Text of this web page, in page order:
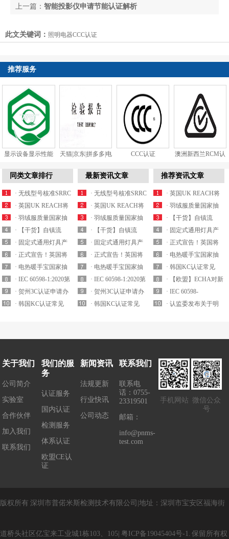
上一篇： 智能投影仪申请节能认证解析
此文关键词： 照明电器CCC认证
推荐服务
显示设备显示性能
天猫|京东|拼多多|电
CCC认证
澳洲新西兰RCM认
同类文章排行
· 无线型号核准SRRC
认证最新产品...
· 英国UK REACH将
于2021年实施...
· 羽绒服质量国家抽
查细则内容解析
· 【干货】自镇流
LED灯产品国家监...
· 固定式通用灯具产
品质量国抽要求解...
· 正式宣告！英国将
拒绝承认CE认证...
· 电热暖手宝国家抽
查实施细则要求解...
· IEC 60598-1:2020第
九版已于2020...
· 贺州3C认证申请办
理机构
· 韩国KC认证常见
最新资讯文章
· 无线型号核准SRRC
认证最新产品...
· 英国UK REACH将
于2021年实施...
· 羽绒服质量国家抽
查细则内容解析
· 【干货】自镇流
LED灯产品国家监...
· 固定式通用灯具产
品质量国抽要求解...
· 正式宣告！英国将
拒绝承认CE认证...
· 电热暖手宝国家抽
查实施细则要求解...
· IEC 60598-1:2020第
九版已于2020...
· 贺州3C认证申请办
理机构
· 韩国KC认证常见
推荐资讯文章
· 英国UK REACH将
于2021年实施...
· 羽绒服质量国家抽
查细则内容解析
· 【干货】自镇流
LED灯产品国家监...
· 固定式通用灯具产
品质量国抽要求解...
· 正式宣告！英国将
拒绝承认CE认证...
· 电热暖手宝国家抽
查实施细则要求解...
· 韩国KC认证常见
EMC电磁兼容标...
· 【欧盟】ECHA对新
一批潜在的S...
· IEC 60598-
1:20202020年8月17号
· 认监委发布关于明
关于我们
公司简介
实验室
合作伙伴
加入我们
联系我们
我们的服
务
认证服务
国内认证
检测服务
体系认证
欧盟CE认
证
新闻资讯
法规更新
行业快讯
公司动态
联系我们
联系电
话：0755-
23319501
邮箱：
info@pnms-
test.com
手机网站 微信公众
号
版权所有 深圳市普偌米斯检测技术有限公司 地址： 深圳市宝安区福海街
道桥头社区亿宝来工业城1栋103、105 粤 ICP备 19045404号-1. 保留所有权